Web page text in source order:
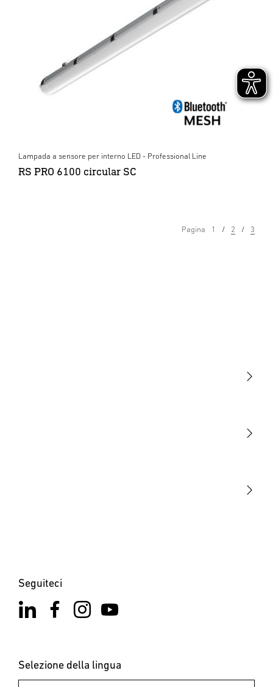
Lampada a sensore per interno LED - Professional Line
RS PRO 6100 circular SC
Pagina 1 2 3
Seguiteci
Selezione della lingua